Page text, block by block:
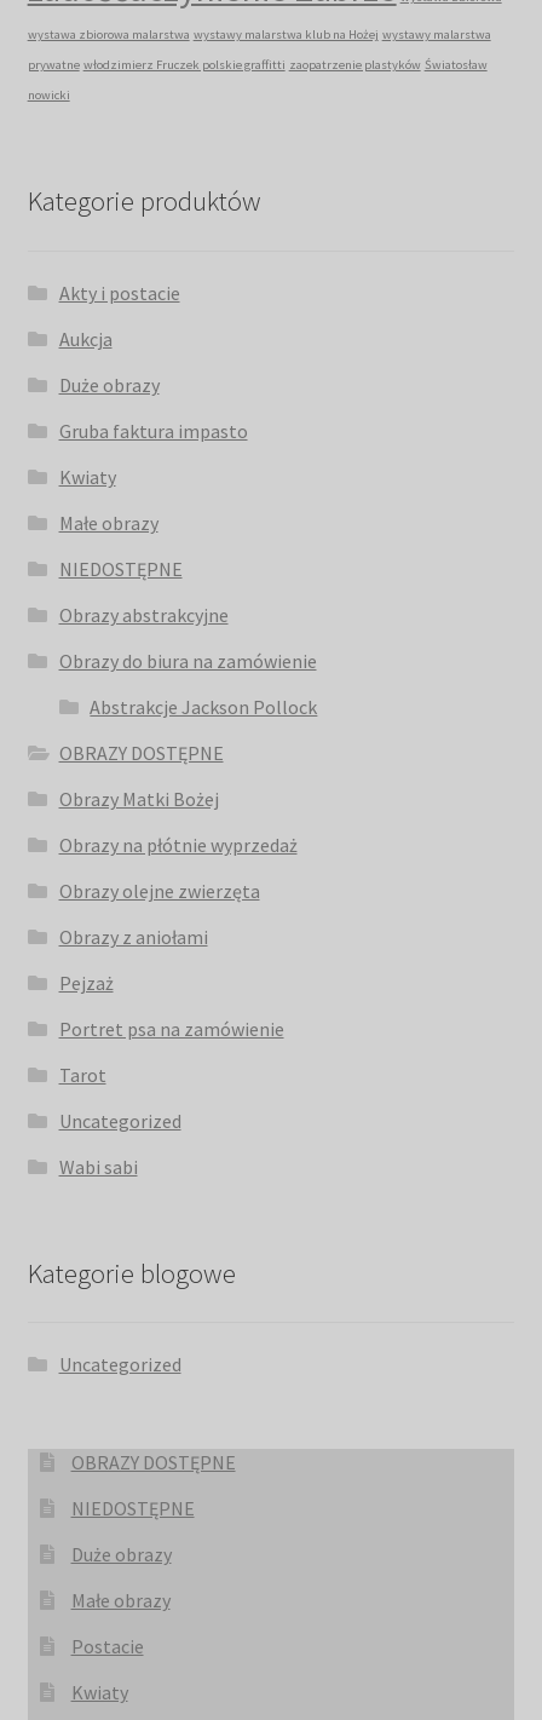
wystawa zbiorowa malarstwa wystawy malarstwa klub na Hożej wystawy malarstwa
prywatne włodzimierz Fruczek polskie graffitti zaopatrzenie plastyków Światosław
nowicki
Kategorie produktów
Akty i postacie
Aukcja
Duże obrazy
Gruba faktura impasto
Kwiaty
Małe obrazy
NIEDOSTĘPNE
Obrazy abstrakcyjne
Obrazy do biura na zamówienie
Abstrakcje Jackson Pollock
OBRAZY DOSTĘPNE
Obrazy Matki Bożej
Obrazy na płótnie wyprzedaż
Obrazy olejne zwierzęta
Obrazy z aniołami
Pejzaż
Portret psa na zamówienie
Tarot
Uncategorized
Wabi sabi
Kategorie blogowe
Uncategorized
OBRAZY DOSTĘPNE
NIEDOSTĘPNE
Duże obrazy
Małe obrazy
Postacie
Kwiaty